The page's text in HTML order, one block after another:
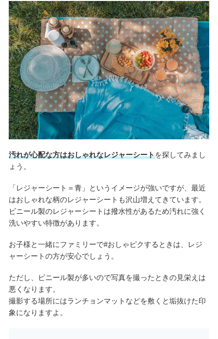
汚れが心配な方はおしゃれなレジャーシートを探してみまし
ょう。
「レジャーシート＝青」というイメージが強いですが、最近
はおしゃれな柄のレジャーシートも沢山増えてきています。
ビニール製のレジャーシートは撥水性があるため汚れに強く
洗いやすい特徴があります。
お子様と一緒にファミリーで#おしゃピクするときは、レジ
ャーシートの方が安心でしょう。
ただし、ビニール製が多いので写真を撮ったときの見栄えは
悪くなります。
撮影する場所にはランチョンマットなどを敷くと垢抜けた印
象になりますよ。